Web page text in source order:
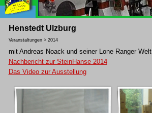
Henstedt Ulzburg
Veranstaltungen > 2014
mit Andreas Noack und seiner Lone Ranger Welt
Nachbericht zur SteinHanse 2014
Das Video zur Ausstellung